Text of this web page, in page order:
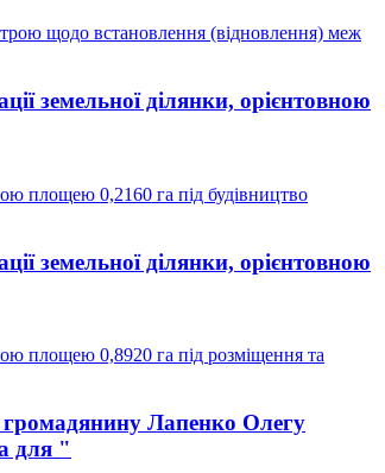
щодо встановлення (відновлення) меж
земельної ділянки, орієнтовною
площею 0,2160 га під будівництво
земельної ділянки, орієнтовною
площею 0,8920 га під розміщення та
громадянину Лапенко Олегу
для "